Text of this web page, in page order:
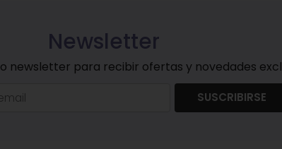
Newsletter
newsletter para recibir ofertas y novedades
SUSCRIBIRSE